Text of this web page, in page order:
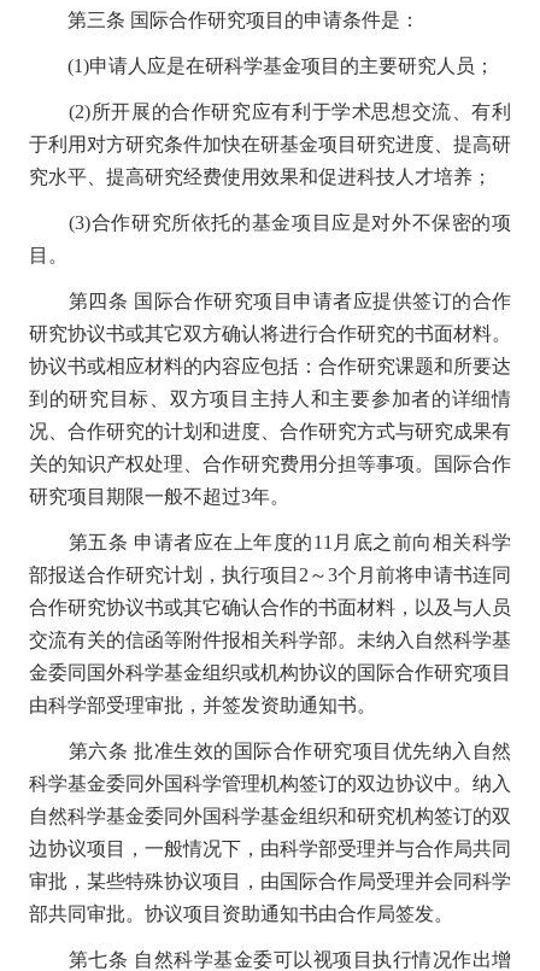
第三条 国际合作研究项目的申请条件是：
(1)申请人应是在研科学基金项目的主要研究人员；
(2)所开展的合作研究应有利于学术思想交流、有利
于利用对方研究条件加快在研基金项目研究进度、提高研
究水平、提高研究经费使用效果和促进科技人才培养；
(3)合作研究所依托的基金项目应是对外不保密的项
目。
第四条 国际合作研究项目申请者应提供签订的合作
研究协议书或其它双方确认将进行合作研究的书面材料。
协议书或相应材料的内容应包括：合作研究课题和所要达
到的研究目标、双方项目主持人和主要参加者的详细情
况、合作研究的计划和进度、合作研究方式与研究成果有
关的知识产权处理、合作研究费用分担等事项。国际合作
研究项目期限一般不超过3年。
第五条 申请者应在上年度的11月底之前向相关科学
部报送合作研究计划，执行项目2～3个月前将申请书连同
合作研究协议书或其它确认合作的书面材料，以及与人员
交流有关的信函等附件报相关科学部。未纳入自然科学基
金委同国外科学基金组织或机构协议的国际合作研究项目
由科学部受理审批，并签发资助通知书。
第六条 批准生效的国际合作研究项目优先纳入自然
科学基金委同外国科学管理机构签订的双边协议中。纳入
自然科学基金委同外国科学基金组织和研究机构签订的双
边协议项目，一般情况下，由科学部受理并与合作局共同
审批，某些特殊协议项目，由国际合作局受理并会同科学
部共同审批。协议项目资助通知书由合作局签发。
第七条 自然科学基金委可以视项目执行情况作出增